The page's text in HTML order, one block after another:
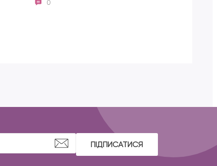
0
ПІДПИСАТИСЯ